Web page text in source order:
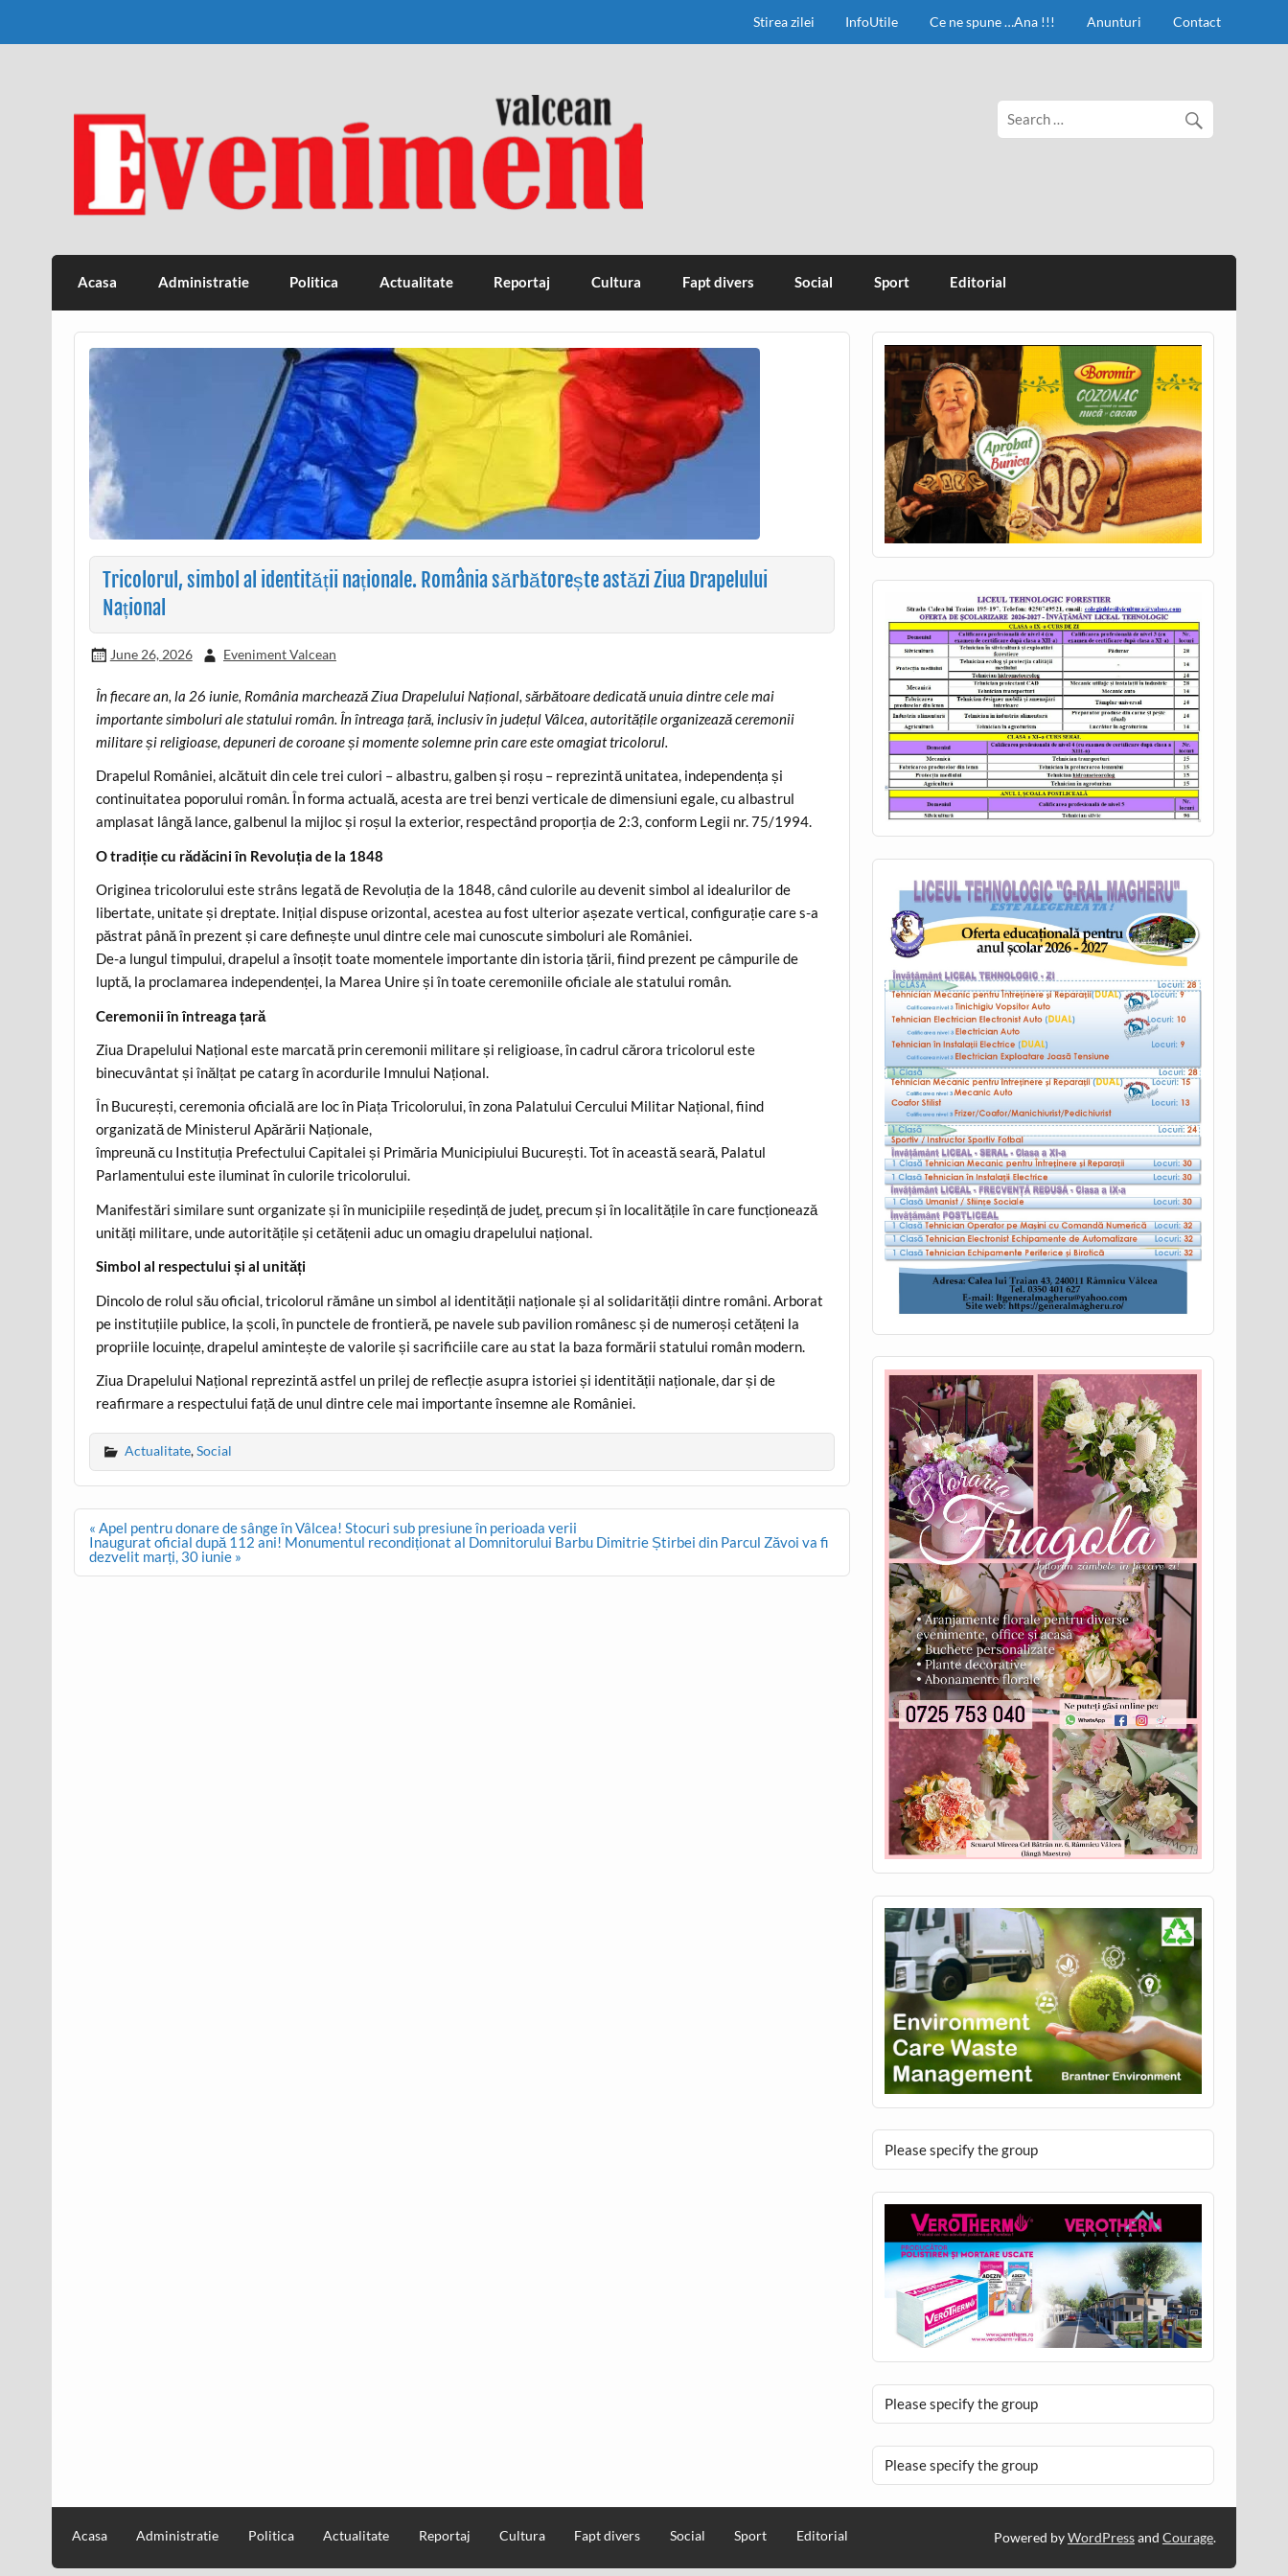
Stirea zilei InfoUtile Ce ne spune …Ana !!! Anunturi Contact
Eveniment Valcean
Acasa Administratie Politica Actualitate Reportaj Cultura Fapt divers Social Sport Editorial
Tricolorul, simbol al identității naționale. România sărbătorește astăzi Ziua Drapelului
Național
June 26, 2026 Eveniment Valcean
În fiecare an, la 26 iunie, România marchează Ziua Drapelului Național, sărbătoare dedicată unuia dintre cele mai
importante simboluri ale statului român. În întreaga țară, inclusiv în județul Vâlcea, autoritățile organizează ceremonii
militare și religioase, depuneri de coroane și momente solemne prin care este omagiat tricolorul.
Drapelul României, alcătuit din cele trei culori – albastru, galben și roșu – reprezintă unitatea, independența și
continuitatea poporului român. În forma actuală, acesta are trei benzi verticale de dimensiuni egale, cu albastrul
amplasat lângă lance, galbenul la mijloc și roșul la exterior, respectând proporția de 2:3, conform Legii nr. 75/1994.
O tradiție cu rădăcini în Revoluția de la 1848
Originea tricolorului este strâns legată de Revoluția de la 1848, când culorile au devenit simbol al idealurilor de
libertate, unitate și dreptate. Inițial dispuse orizontal, acestea au fost ulterior așezate vertical, configurație care s-a
păstrat până în prezent și care definește unul dintre cele mai cunoscute simboluri ale României.
De-a lungul timpului, drapelul a însoțit toate momentele importante din istoria țării, fiind prezent pe câmpurile de
luptă, la proclamarea independenței, la Marea Unire și în toate ceremoniile oficiale ale statului român.
Ceremonii în întreaga țară
Ziua Drapelului Național este marcată prin ceremonii militare și religioase, în cadrul cărora tricolorul este
binecuvântat și înălțat pe catarg în acordurile Imnului Național.
În București, ceremonia oficială are loc în Piața Tricolorului, în zona Palatului Cercului Militar Național, fiind
organizată de Ministerul Apărării Naționale,
împreună cu Instituția Prefectului Capitalei și Primăria Municipiului București. Tot în această seară, Palatul
Parlamentului este iluminat în culorile tricolorului.
Manifestări similare sunt organizate și în municipiile reședință de județ, precum și în localitățile în care funcționează
unități militare, unde autoritățile și cetățenii aduc un omagiu drapelului național.
Simbol al respectului și al unități
Dincolo de rolul său oficial, tricolorul rămâne un simbol al identității naționale și al solidarității dintre români. Arborat
pe instituțiile publice, la școli, în punctele de frontieră, pe navele sub pavilion românesc și de numeroși cetățeni la
propriile locuințe, drapelul amintește de valorile și sacrificiile care au stat la baza formării statului român modern.
Ziua Drapelului Național reprezintă astfel un prilej de reflecție asupra istoriei și identității naționale, dar și de
reafirmare a respectului față de unul dintre cele mai importante însemne ale României.
Actualitate,Social
Post
navigation
« Apel pentru donare de sânge în Vâlcea! Stocuri sub presiune în perioada verii
Inaugurat oficial după 112 ani! Monumentul recondiționat al Domnitorului Barbu Dimitrie Știrbei din Parcul Zăvoi va fi
dezvelit marți, 30 iunie »
Please specify the group
Please specify the group
Please specify the group
Acasa Administratie Politica Actualitate Reportaj Cultura Fapt divers Social Sport Editorial Powered byWordPressand Courage.